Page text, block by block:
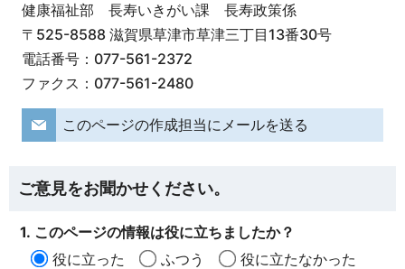
健康福祉部 長寿いきがい課 長寿政策係
〒525-8588 滋賀県草津市草津三丁目13番30号
電話番号：077-561-2372
ファクス：077-561-2480
このページの作成担当にメールを送る
ご意見をお聞かせください。
1. このページの情報は役に立ちましたか？
役に立った
ふつう
役に立たなかった